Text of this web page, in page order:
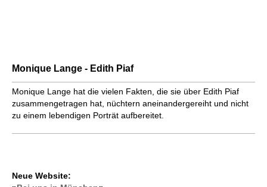
Monique Lange - Edith Piaf
Monique Lange hat die vielen Fakten, die sie über Edith Piaf
zusammengetragen hat, nüchtern aneinandergereiht und nicht
zu einem lebendigen Porträt aufbereitet.
Neue Website: